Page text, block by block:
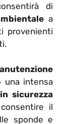
di
a
provenienti
una intensa
sicurezza
il
sponde e